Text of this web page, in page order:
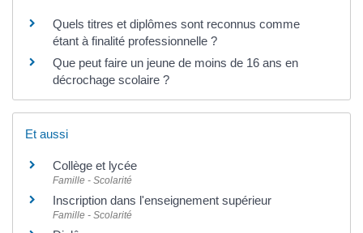
Quels titres et diplômes sont reconnus comme
étant à finalité professionnelle ?
Que peut faire un jeune de moins de 16 ans en
décrochage scolaire ?
Et aussi
Collège et lycée
Famille - Scolarité
Inscription dans l'enseignement supérieur
Famille - Scolarité